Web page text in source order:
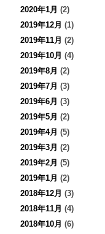
2020年1月 (2)
2019年12月 (1)
2019年11月 (2)
2019年10月 (4)
2019年8月 (2)
2019年7月 (3)
2019年6月 (3)
2019年5月 (2)
2019年4月 (5)
2019年3月 (2)
2019年2月 (5)
2019年1月 (2)
2018年12月 (3)
2018年11月 (4)
2018年10月 (6)